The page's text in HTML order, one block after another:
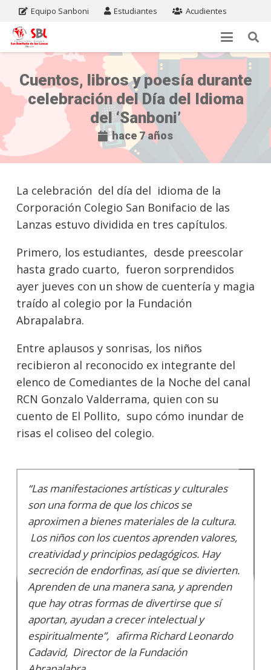
Equipo Sanboni Estudiantes Acudientes
Cuentos, libros y poesía durante
celebración del Día del Idioma
del ‘Sanboni’
hace 7 años
La celebración del día del idioma de la
Corporación Colegio San Bonifacio de las
Lanzas estuvo dividida en tres capítulos.
Primero, los estudiantes, desde preescolar
hasta grado cuarto, fueron sorprendidos
ayer jueves con un show de cuentería y magia
traído al colegio por la Fundación
Abrapalabra.
Entre aplausos y sonrisas, los niños
recibieron al reconocido ex integrante del
elenco de Comediantes de la Noche del canal
RCN Gonzalo Valderrama, quien con su
cuento de El Pollito, supo cómo inundar de
risas el coliseo del colegio.
“Las manifestaciones artísticas y culturales
son una forma de que los chicos se
aproximen a bienes materiales de la cultura.
Los niños con los cuentos aprenden valores,
creatividad y principios pedagógicos. Hay
secreción de endorfinas, así que se divierten.
Aprenden de una manera sana, y aprenden
que hay otras formas de divertirse que sí
aportan, ayudan a crecer intelectual y
espiritualmente”, afirma Richard Leonardo
Cadavid, Director de la Fundación